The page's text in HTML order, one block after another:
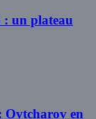
: un plateau
Ovtcharov en